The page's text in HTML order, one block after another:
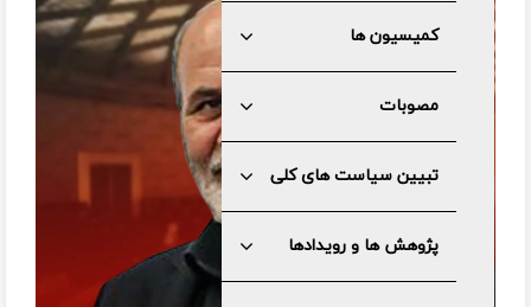
کمیسیون ها
مصوبات
تبیین سیاست های کلی
پژوهش ها و رویدادها